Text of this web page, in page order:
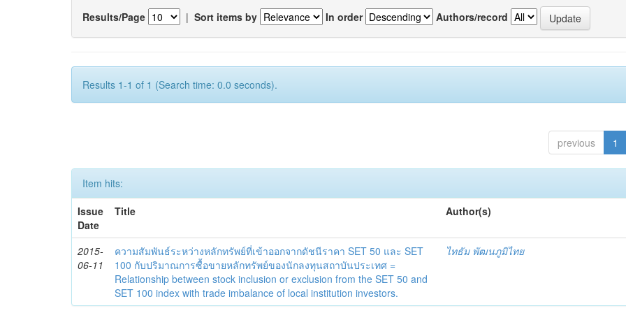
Results/Page | Sort items by In order Authors/record
Results 1-1 of 1 (Search time: 0.0 seconds).
previous 1
Item hits:
Issue
Date
Title Author(s)
2015-
06-11
ความสัมพันธ์ระหว่างหลักทรัพย์ที่เข้าออกจากดัชนีราคา SET 50 และ SET
100 กับปริมาณการซื้อขายหลักทรัพย์ของนักลงทุนสถาบันประเทศ =
Relationship between stock inclusion or exclusion from the SET 50 and
SET 100 index with trade imbalance of local institution investors.
ไทธัม พัฒนภูมิไทย